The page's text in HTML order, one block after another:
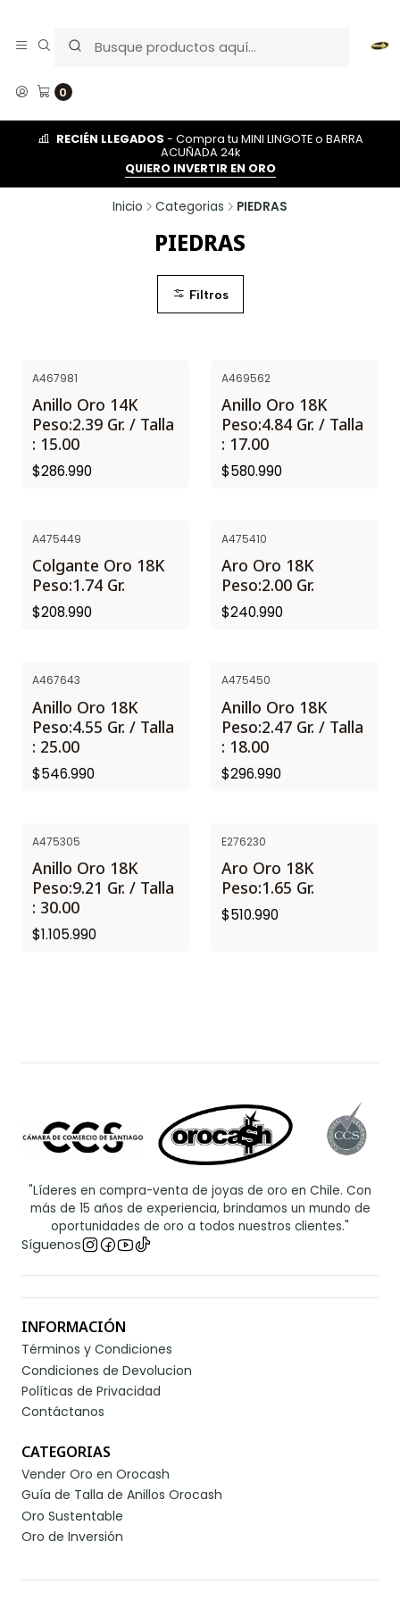
0
RECIÉN LLEGADOS - Compra tu MINI LINGOTE o BARRA
ACUÑADA 24k
QUIERO INVERTIR EN ORO
Inicio Categorias PIEDRAS
PIEDRAS
Filtros
A467981
Anillo Oro 14K
Peso:2.39 Gr. / Talla
: 15.00
$286.990
A469562
Anillo Oro 18K
Peso:4.84 Gr. / Talla
: 17.00
$580.990
A475449
Colgante Oro 18K
Peso:1.74 Gr.
$208.990
A475410
Aro Oro 18K
Peso:2.00 Gr.
$240.990
A467643
Anillo Oro 18K
Peso:4.55 Gr. / Talla
: 25.00
$546.990
A475450
Anillo Oro 18K
Peso:2.47 Gr. / Talla
: 18.00
$296.990
A475305
Anillo Oro 18K
Peso:9.21 Gr. / Talla
: 30.00
$1.105.990
E276230
Aro Oro 18K
Peso:1.65 Gr.
$510.990
"Líderes en compra-venta de joyas de oro en Chile. Con
más de 15 años de experiencia, brindamos un mundo de
oportunidades de oro a todos nuestros clientes."
Síguenos
INFORMACIÓN
Términos y Condiciones
Condiciones de Devolucion
Políticas de Privacidad
Contáctanos
CATEGORIAS
Vender Oro en Orocash
Guía de Talla de Anillos Orocash
Oro Sustentable
Oro de Inversión